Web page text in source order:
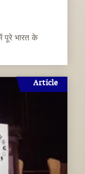
पूरे भारत के
Article